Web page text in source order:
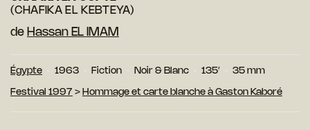
(CHAFIKA EL KEBTEYA)
de Hassan EL IMAM
Égypte 1963 Fiction Noir & Blanc 135′ 35 mm
Festival 1997 > Hommage et carte blanche à Gaston Kaboré